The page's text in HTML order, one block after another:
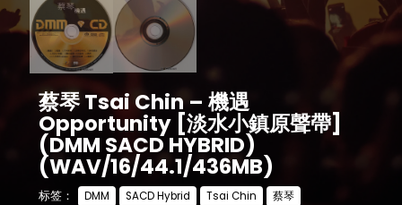
蔡琴 Tsai Chin – 機遇
Opportunity [淡水小鎮原聲帶]
(DMM SACD HYBRID)
(WAV/16/44.1/436MB)
标签： DMM SACD Hybrid Tsai Chin 蔡琴